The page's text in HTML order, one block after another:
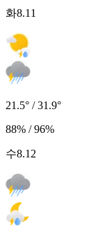
화8.11
21.5° / 31.9°
88% / 96%
수8.12